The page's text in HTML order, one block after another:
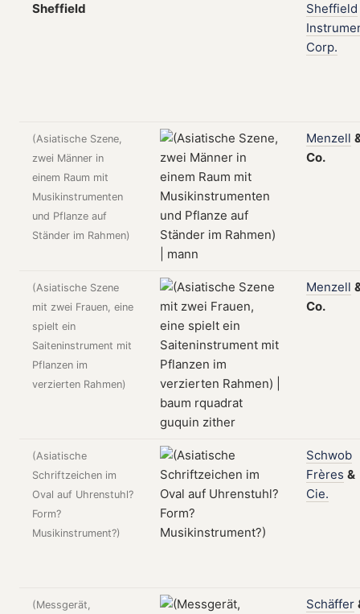
Sheffield
Sheffield
Corp.
(Asiatische Szene,
zwei Männer in
einem Raum mit
Musikinstrumenten
und Pflanze auf
Ständer im Rahmen)
Menzell
Co.
(Asiatische Szene
mit zwei Frauen, eine
spielt ein
Saiteninstrument mit
Pflanzen im
verzierten Rahmen)
Menzell
Co.
(Asiatische
Schriftzeichen im
Oval auf Uhrenstuhl?
Form?
Musikinstrument?)
Schwob
Frères &
Cie.
(Messgerät, Schäffer